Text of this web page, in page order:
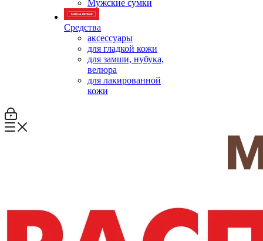
Мужские сумки
Средства
аксессуары
для гладкой кожи
для замши, нубука,
велюра
для лакированной
кожи